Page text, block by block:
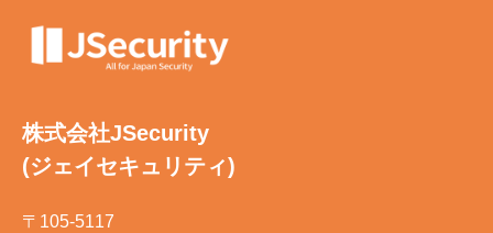
株式会社JSecurity
(ジェイセキュリティ)
〒105-5117